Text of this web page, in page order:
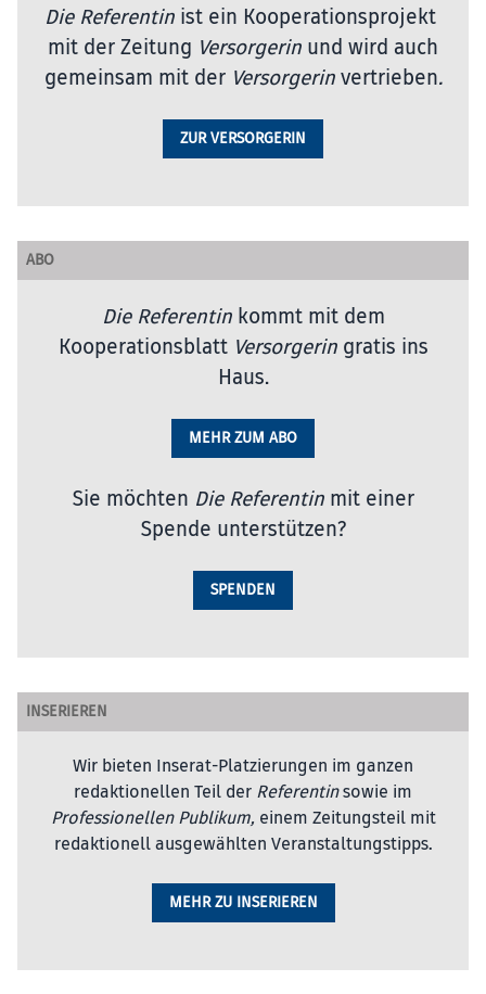
Die Referentin ist ein Kooperationsprojekt
mit der Zeitung Versorgerin und wird auch
gemeinsam mit der Versorgerinvertrieben.
ZUR VERSORGERIN
ABO
Die Referentinkommt mit dem
Kooperationsblatt Versorgeringratis ins
Haus.
MEHR ZUM ABO
Sie möchten Die Referentinmit einer
Spende unterstützen?
SPENDEN
INSERIEREN
Wir bieten Inserat-Platzierungen im ganzen
redaktionellen Teil der Referentinsowie im
Professionellen Publikum, einem Zeitungsteil mit
redaktionell ausgewählten Veranstaltungstipps.
MEHR ZU INSERIEREN